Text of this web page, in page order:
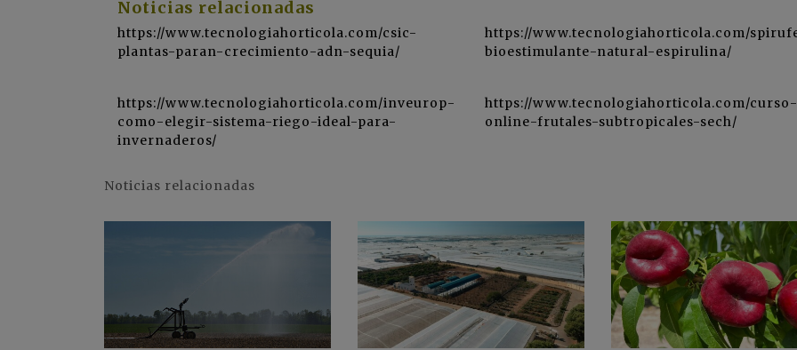
Noticias relacionadas
https://www.tecnologiahorticola.com/csic-
plantas-paran-crecimiento-adn-sequia/
https://www.tecnologiahorticola.com/inveurop-
como-elegir-sistema-riego-ideal-para-
invernaderos/
https://www.tecnologiahorticola.com/
bioestimulante-natural-espirulina/
https://www.tecnologiahorticola.com/curso-
online-frutales-subtropicales-sech/
Noticias relacionadas